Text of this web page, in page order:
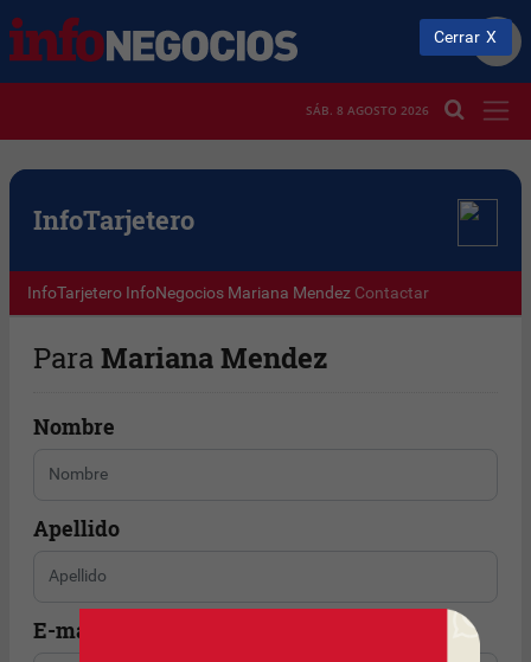
SÁB. 8 AGOSTO 2026
InfoTarjetero
InfoTarjetero InfoNegocios Mariana Mendez Contactar
ParaMariana Mendez
Nombre
Apellido
E-mail
Cerrar